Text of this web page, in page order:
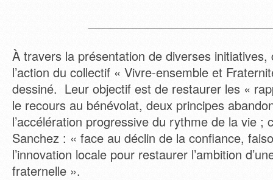
À travers la présentation de diverses initiatives,
l’action du collectif « Vivre-ensemble et
dessiné. Leur objectif est de restaurer les «
le recours au bénévolat, deux principes
l’accélération progressive du rythme de la vie ;
Sanchez : « face au déclin de la confiance,
l’innovation locale pour restaurer l’ambition
fraternelle ».